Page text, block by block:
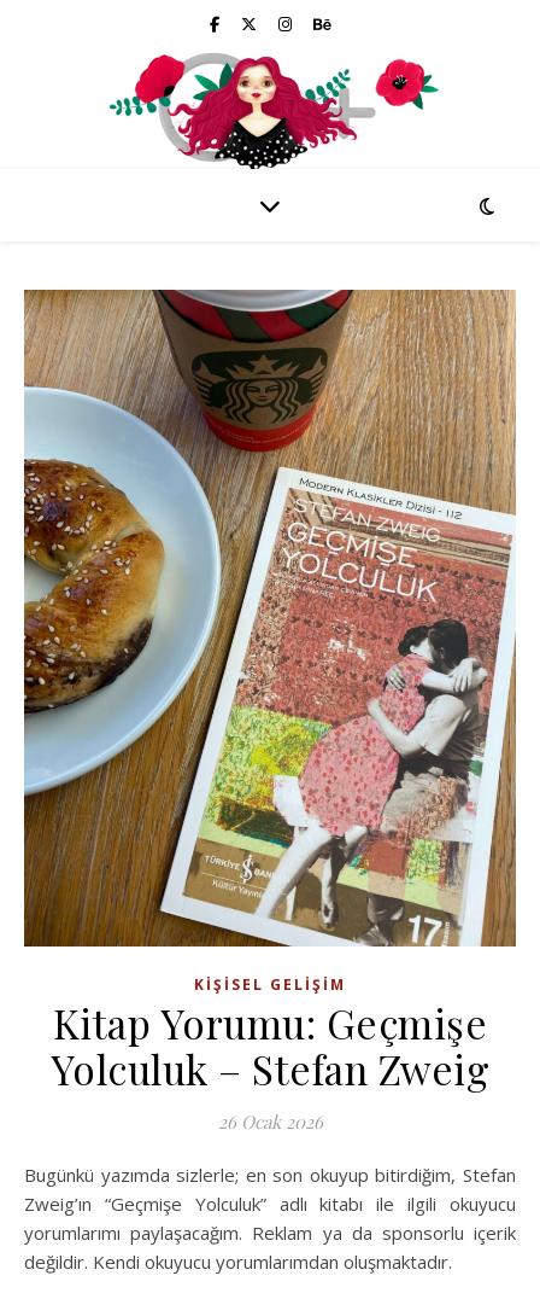
KIŞISEL GELIŞIM
Kitap Yorumu: Geçmişe
Yolculuk – Stefan Zweig
26 Ocak 2026
Bugünkü yazımda sizlerle; en son okuyup bitirdiğim, Stefan
Zweig’ın “Geçmişe Yolculuk” adlı kitabı ile ilgili okuyucu
yorumlarımı paylaşacağım. Reklam ya da sponsorlu içerik
değildir. Kendi okuyucu yorumlarımdan oluşmaktadır.